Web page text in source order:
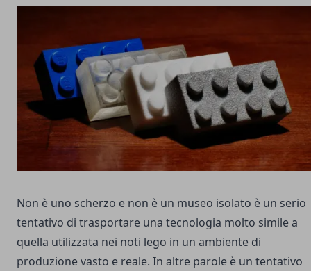
Non è uno scherzo e non è un museo isolato è un serio
tentativo di trasportare una tecnologia molto simile a
quella utilizzata nei noti lego in un ambiente di
produzione vasto e reale. In altre parole è un tentativo